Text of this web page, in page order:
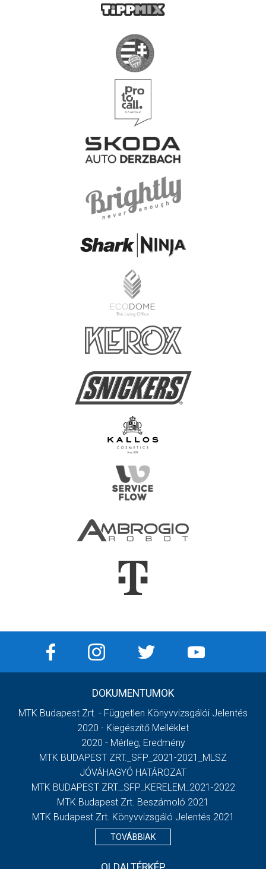
DOKUMENTUMOK
MTK Budapest Zrt. - Független Könyvvizsgálói Jelentés
2020 - Kiegészítő Melléklet
2020 - Mérleg, Eredmény
MTK BUDAPEST ZRT._SFP_2021-2021_MLSZ
JÓVÁHAGYÓ HATÁROZAT
MTK BUDAPEST ZRT._SFP_KERELEM_2021-2022
MTK Budapest Zrt. Beszámoló 2021
MTK Budapest Zrt. Könyvvizsgáló Jelentés 2021
TOVÁBBIAK